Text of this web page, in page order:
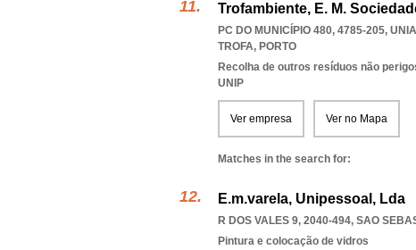
Trofambiente, E. M.
PC DO MUNICÍPIO 480, 4785-205,
TROFA, PORTO
Recolha de outros resíduos não
UNIP
Ver empresa Ver no Mapa
Matches in the search for:
E.m.varela, Unipessoal, Lda
R DOS VALES 9, 2040-494, SAO
Pintura e colocação de vidros